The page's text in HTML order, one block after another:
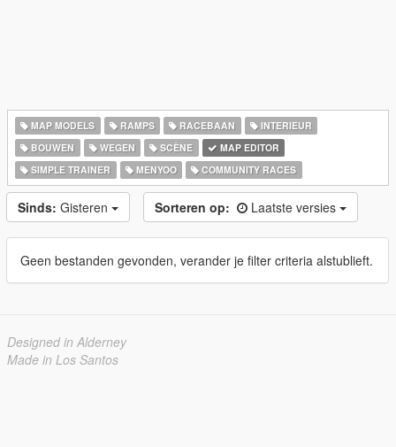
MAP MODELS RAMPS RACEBAAN
INTERIEUR
BOUWEN
WEGEN SCÈNE
MAP EDITOR
SIMPLE TRAINER
MENYOO COMMUNITY RACES
Sinds: Gisteren Sorteren op: Laatste versies
Geen bestanden gevonden, verander je filter criteria alstublieft.
Designed in Alderney
Made in Los Santos